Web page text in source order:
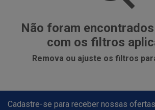
Não foram
com os filtros
Remova ou ajuste os filtros
Cadastre-se para receber nossas